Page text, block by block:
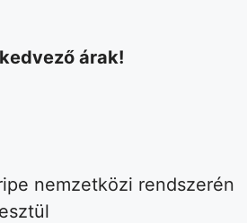
kedvező árak!
nemzetközi rendszerén